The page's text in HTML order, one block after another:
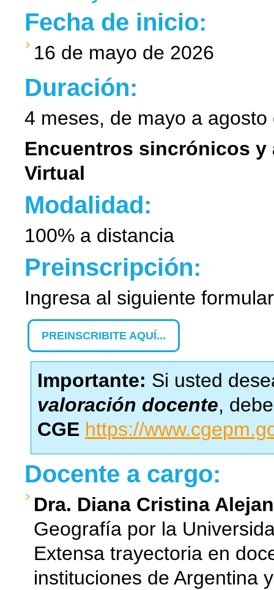
Fecha de inicio:
16 de mayo de 2026
Duración:
4 meses, de mayo a agosto
Encuentros sincrónicos
Virtual
Modalidad:
100% a distancia
Preinscripción:
Ingresa al siguiente
PREINSCRIBITE AQUÍ...
Importante: Si usted
valoración docente,
CGE https://
Docente a cargo:
Dra. Diana Cristina
Geografía por la
Extensa trayectoria en
instituciones de Argentina